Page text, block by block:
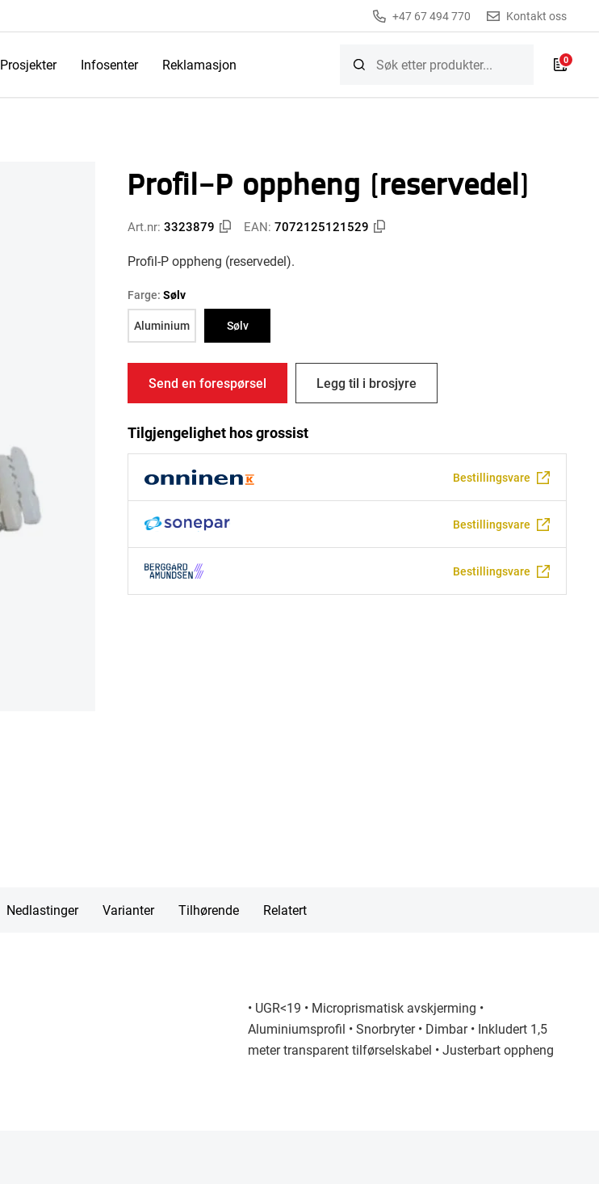
+47 67 494 770 Kontakt oss
Prosjekter Infosenter Reklamasjon 0
Profil-P oppheng (reservedel)
Art.nr: 3323879 EAN: 7072125121529
Profil-P oppheng (reservedel).
Farge: Sølv
Aluminium
Sølv
Send en forespørsel Legg til i brosjyre
Tilgjengelighet hos grossist
Bestillingsvare
Bestillingsvare
Bestillingsvare
Nedlastinger Varianter Tilhørende Relatert
• UGR<19 • Microprismatisk avskjerming •
Aluminiumsprofil • Snorbryter • Dimbar • Inkludert 1,5
meter transparent tilførselskabel • Justerbart oppheng